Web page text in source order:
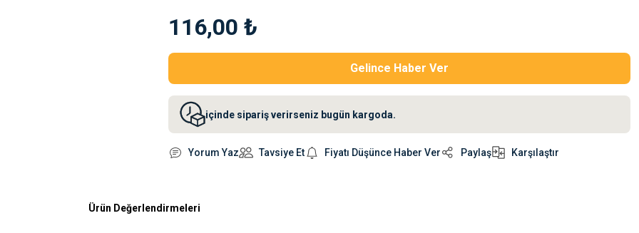
116,00 ₺
Gelince Haber Ver
içinde sipariş verirseniz bugün kargoda.
Yorum Yaz Tavsiye Et Fiyatı Düşünce Haber Ver Paylaş Karşılaştır
Ürün Değerlendirmeleri